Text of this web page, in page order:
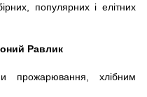
популярних і елітних
Равлик
прожарювання, хлібним